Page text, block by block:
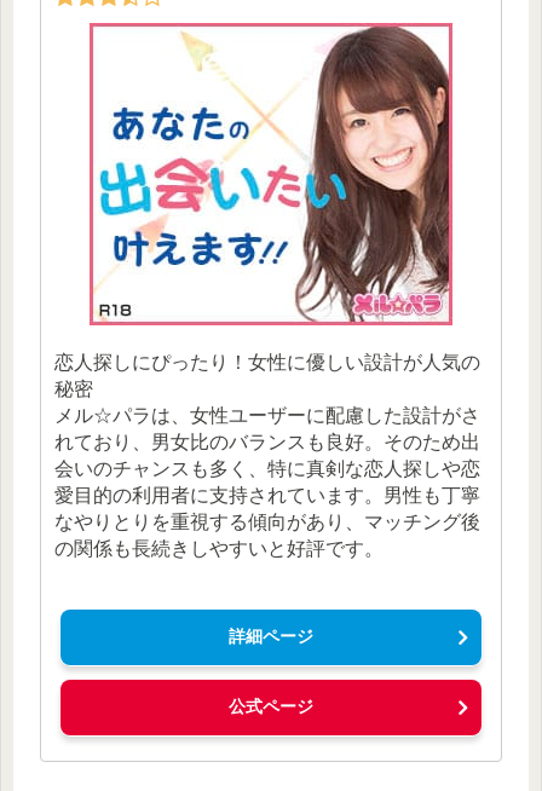
恋人探しにぴったり！女性に優しい設計が人気の
秘密
メル☆パラは、女性ユーザーに配慮した設計がさ
れており、男女比のバランスも良好。そのため出
会いのチャンスも多く、特に真剣な恋人探しや恋
愛目的の利用者に支持されています。男性も丁寧
なやりとりを重視する傾向があり、マッチング後
の関係も長続きしやすいと好評です。
詳細ページ
公式ページ